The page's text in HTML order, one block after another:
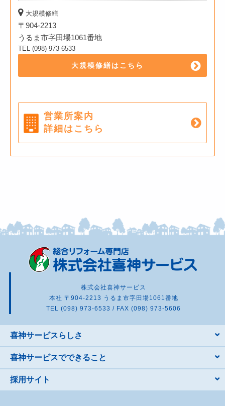
大規模修繕
〒904-2213
うるま市字田場1061番地
TEL (098) 973-6533
大規模修繕はこちら
営業所案内
詳細はこちら
株式会社喜神サービス
本社 〒904-2213 うるま市字田場1061番地
TEL (098) 973-6533 / FAX (098) 973-5606
喜神サービスらしさ
喜神サービスでできること
採用サイト